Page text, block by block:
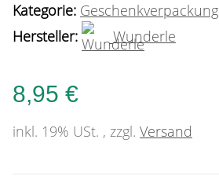
Kategorie: Geschenkverpackung
Hersteller:
Wunderle
8,95 €
inkl. 19% USt. , zzgl. Versand